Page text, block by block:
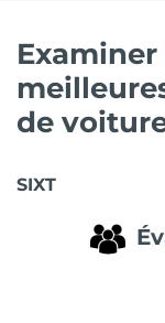
de
SIXT